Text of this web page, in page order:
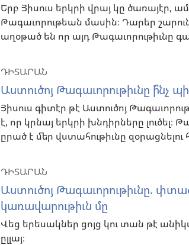
Երբ Յիսուս երկրի վրայ կը ծառայէր,
Թագաւորութեան մասին։ Դարեր
աղօթած են որ այդ Թագաւորութիւնը
ԴԻՏԱՐԱՆ
Աստուծոյ Թագաւորութիւնը ի՞նչ
Յիսուս գիտէր թէ Աստուծոյ
է, որ կրնայ երկրի խնդիրները լուծել։
ըրած է մեր վստահութիւնը զօրացնելու
ԴԻՏԱՐԱՆ
Աստուծոյ Թագաւորութիւնը.
կառավարութիւն մը
Վեց երեսակներ ցոյց կու տան թէ
ըլլայ։